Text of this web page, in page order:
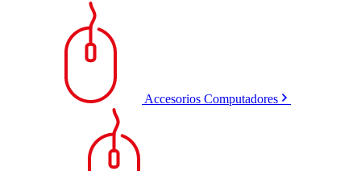
Accesorios Computadores